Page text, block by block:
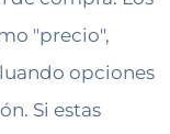
"precio",
opciones
Si estas